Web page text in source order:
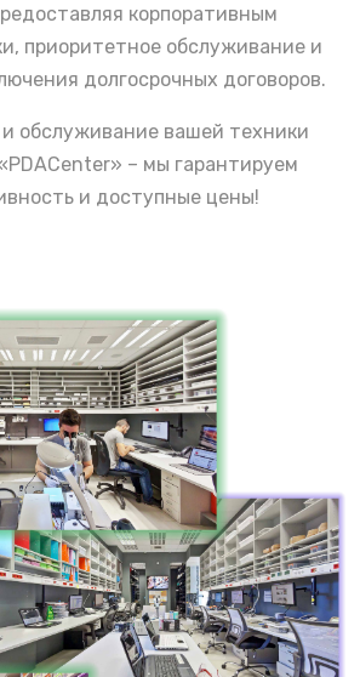
корпоративным
приоритетное обслуживание и
долгосрочных договоров.
обслуживание вашей техники
– мы гарантируем
и доступные цены!